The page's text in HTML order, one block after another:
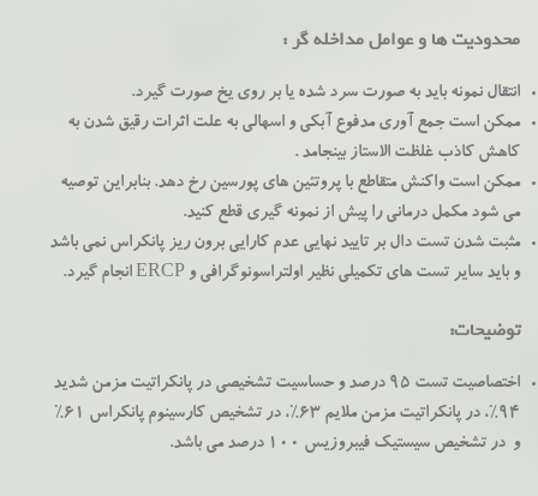
محدودیت ها و عوامل مداخله گر :
انتقال نمونه باید به صورت سرد شده یا بر روی یخ صورت گیرد.
ممکن است جمع آوری مدفوع آبکی و اسهالی به علت اثرات رقیق شدن به
کاهش کاذب غلظت الاستاز بینجامد .
ممکن است واکنش متقاطع با پروتئین های پورسین رخ دهد. بنابراین توصیه
می شود مکمل درمانی را پیش از نمونه گیری قطع کنید.
مثبت شدن تست دال بر تایید نهایی عدم کارایی برون ریز پانکراس نمی باشد
و باید سایر تست های تکمیلی نظیر اولتراسونوگرافی و ERCP انجام گیرد.
توضیحات:
اختصاصیت تست 95 درصد و حساسیت تشخیصی در پانکراتیت مزمن شدید
94%، در پانکراتیت مزمن ملایم 63%، در تشخیص کارسینوم پانکراس 61%
و در تشخیص سیستیک فیبروزیس 100 درصد می باشد.